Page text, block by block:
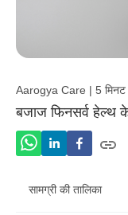
Aarogya Care | 5 मिनट
बजाज फिनसर्व हेल्थ
सामग्री की तालिका